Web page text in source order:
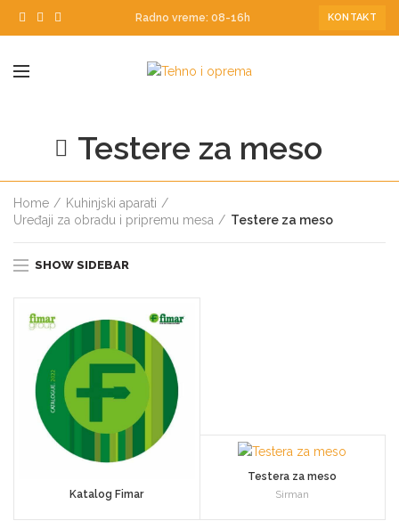
Radno vreme: 08-16h KONTAKT
Testere za meso
Home
Kuhinjski aparati
Uređaji za obradu i pripremu mesa
Testere za meso
SHOW SIDEBAR
Katalog Fimar
Testera za meso
Sirman